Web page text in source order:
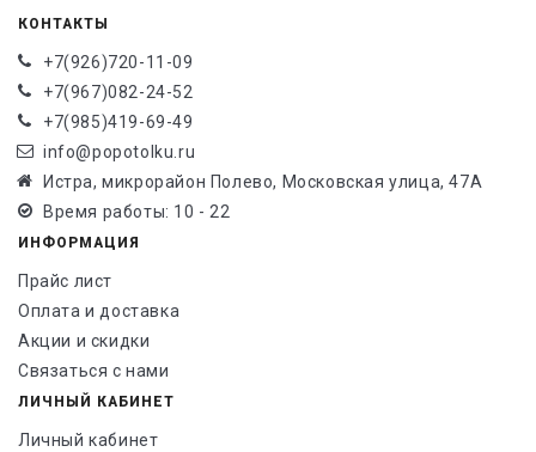
КОНТАКТЫ
+7(926)720-11-09
+7(967)082-24-52
+7(985)419-69-49
info@popotolku.ru
Истра, микрорайон Полево, Московская улица, 47А
Время работы: 10 - 22
ИНФОРМАЦИЯ
Прайс лист
Оплата и доставка
Акции и скидки
Связаться с нами
ЛИЧНЫЙ КАБИНЕТ
Личный кабинет